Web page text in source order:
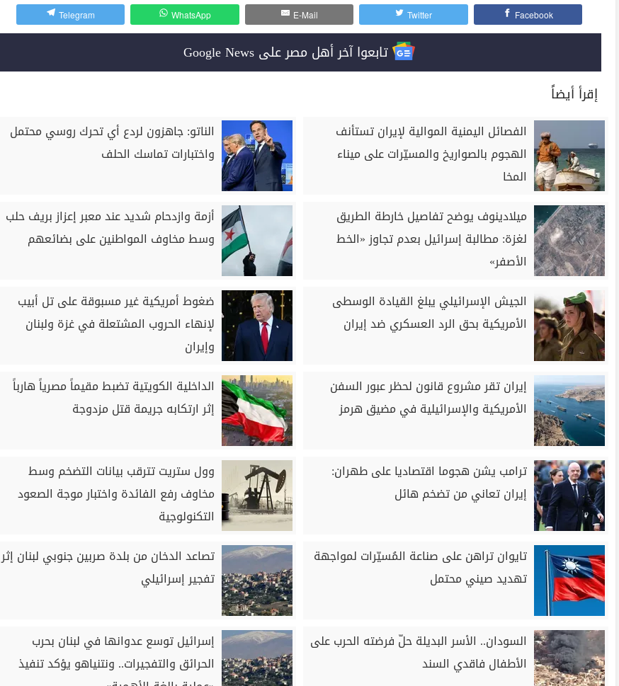
Facebook
Twitter
E-Mail
WhatsApp
Telegram
تابعوا آخر أهل مصر على Google News
إقرأ أيضاً
الفصائل اليمنية الموالية لإيران تستأنف
الهجوم بالصواريخ والمسيّرات على ميناء
المخا
الناتو: جاهزون لردع أي تحرك روسي محتمل
واختبارات تماسك الحلف
ميلادينوف يوضح تفاصيل خارطة الطريق
لغزة: مطالبة إسرائيل بعدم تجاوز «الخط
الأصفر»
أزمة وازدحام شديد عند معبر إعزاز بريف حلب
وسط مخاوف المواطنين على بضائعهم
الجيش الإسرائيلي يبلغ القيادة الوسطى
الأمريكية بحق الرد العسكري ضد إيران
ضغوط أمريكية غير مسبوقة على تل أبيب
لإنهاء الحروب المشتعلة في غزة ولبنان
وإيران
إيران تقر مشروع قانون لحظر عبور السفن
الأمريكية والإسرائيلية في مضيق هرمز
الداخلية الكويتية تضبط مقيماً مصرياً هارباً
إثر ارتكابه جريمة قتل مزدوجة
ترامب يشن هجوما اقتصاديا على طهران:
إيران تعاني من تضخم هائل
وول ستريت تترقب بيانات التضخم وسط
مخاوف رفع الفائدة واختبار موجة الصعود
التكنولوجية
تايوان تراهن على صناعة المُسيّرات لمواجهة
تهديد صيني محتمل
تصاعد الدخان من بلدة صربين جنوبي لبنان إثر
تفجير إسرائيلي
السودان.. الأسر البديلة حلّ فرضته الحرب على
الأطفال فاقدي السند
إسرائيل توسع عدوانها في لبنان بحرب
الحرائق والتفجيرات.. ونتنياهو يؤكد تنفيذ